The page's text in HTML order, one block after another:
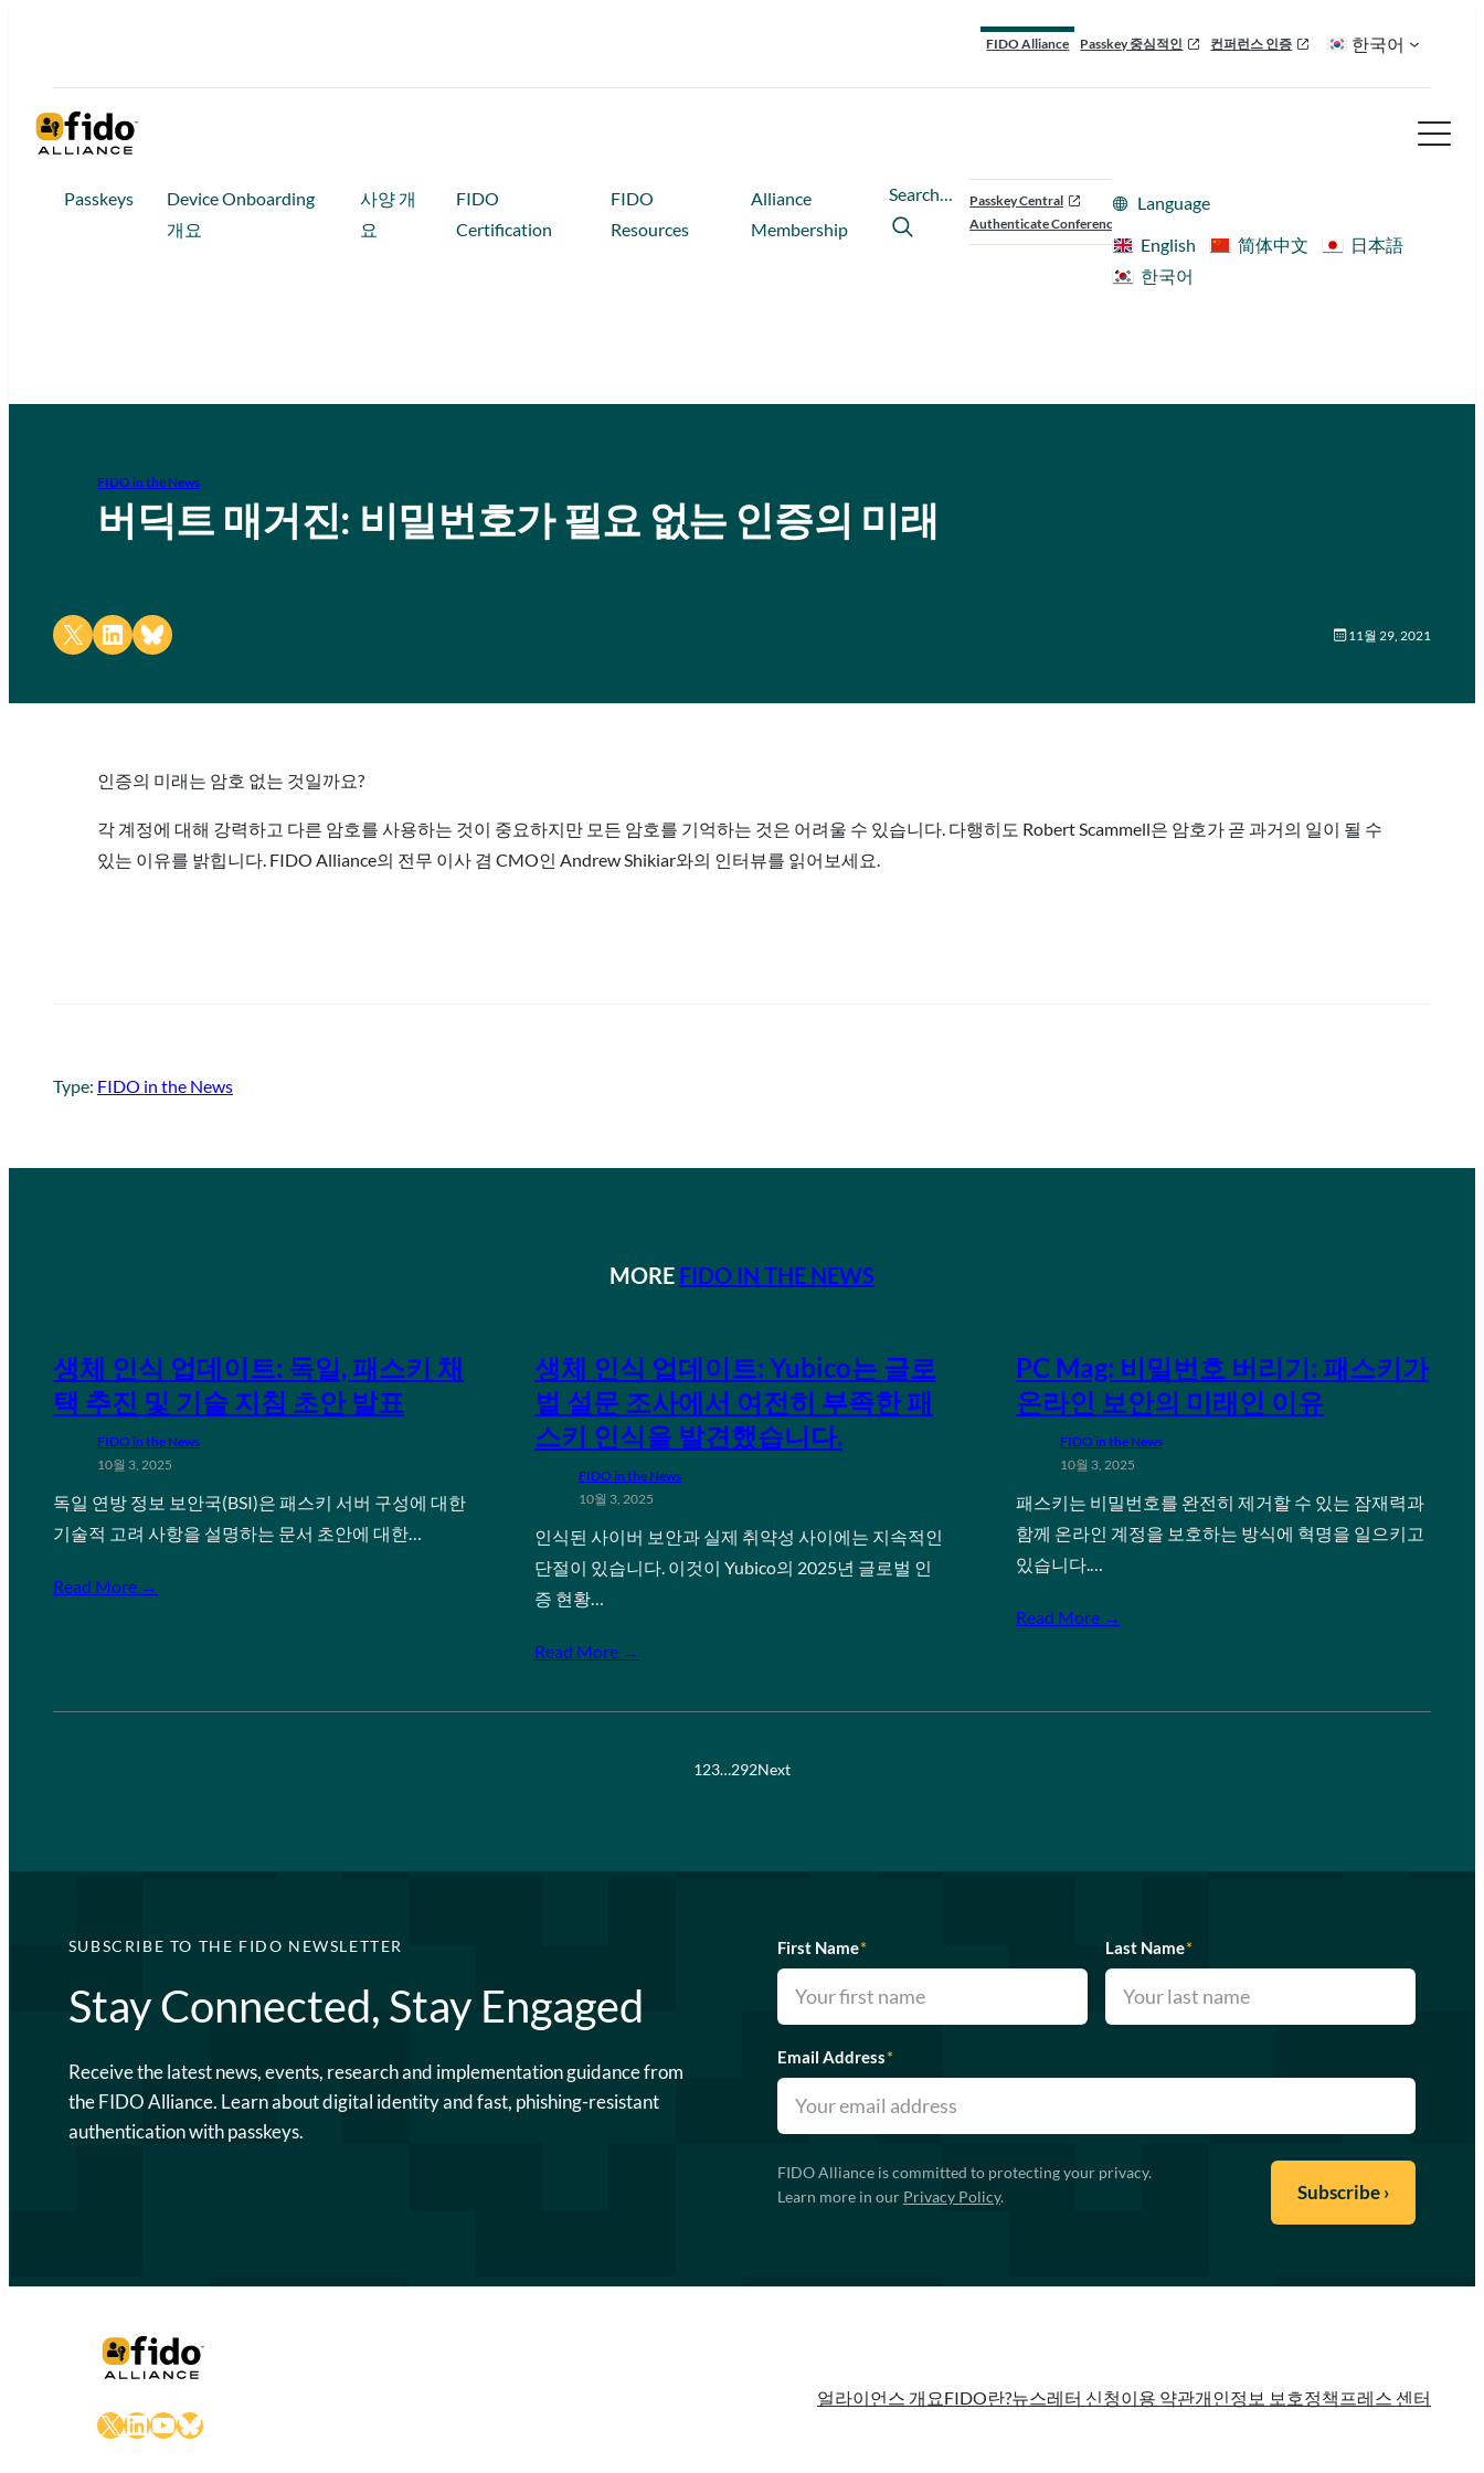
FIDO Alliance Passkey 중심적인 컨퍼런스 인증 한국어
Passkeys
Device Onboarding
개요
사양 개
요
FIDO
Certification
FIDO
Resources
Alliance
Membership
Search…
Passkey Central
Authenticate Conference
Language
English
简体中文
日本語
한국어
FIDO in the News
버딕트 매거진: 비밀번호가 필요 없는 인증의 미래
Share on X Share on LinkedIn
Share on Bluesky 11월 29, 2021
인증의 미래는 암호 없는 것일까요?
각 계정에 대해 강력하고 다른 암호를 사용하는 것이 중요하지만 모든 암호를 기억하는 것은 어려울 수 있습니다. 다행히도 Robert Scammell은 암호가 곧 과거의 일이 될 수
있는 이유를 밝힙니다. FIDO Alliance의 전무 이사 겸 CMO인 Andrew Shikiar와의 인터뷰를 읽어보세요.
Type: FIDO in the News
MORE FIDO IN THE NEWS
생체 인식 업데이트: 독일, 패스키 채
택 추진 및 기술 지침 초안 발표
FIDO in the News
10월 3, 2025
독일 연방 정보 보안국(BSI)은 패스키 서버 구성에 대한
기술적 고려 사항을 설명하는 문서 초안에 대한…
Read More →
생체 인식 업데이트: Yubico는 글로
벌 설문 조사에서 여전히 부족한 패
스키 인식을 발견했습니다.
FIDO in the News
10월 3, 2025
인식된 사이버 보안과 실제 취약성 사이에는 지속적인
단절이 있습니다. 이것이 Yubico의 2025년 글로벌 인
증 현황…
Read More →
PC Mag: 비밀번호 버리기: 패스키가
온라인 보안의 미래인 이유
FIDO in the News
10월 3, 2025
패스키는 비밀번호를 완전히 제거할 수 있는 잠재력과
함께 온라인 계정을 보호하는 방식에 혁명을 일으키고
있습니다.…
Read More →
123…292Next
SUBSCRIBE TO THE FIDO NEWSLETTER
Stay Connected, Stay Engaged
Receive the latest news, events, research and implementation guidance from
the FIDO Alliance. Learn about digital identity and fast, phishing-resistant
authentication with passkeys.
First Name* Last Name*
Email Address*
FIDO Alliance is committed to protecting your privacy.
Learn more in our Privacy Policy.
X LinkedIn
YouTube
Bluesky
얼라이언스 개요FIDO란?뉴스레터 신청이용 약관개인정보 보호정책 프레스 센터